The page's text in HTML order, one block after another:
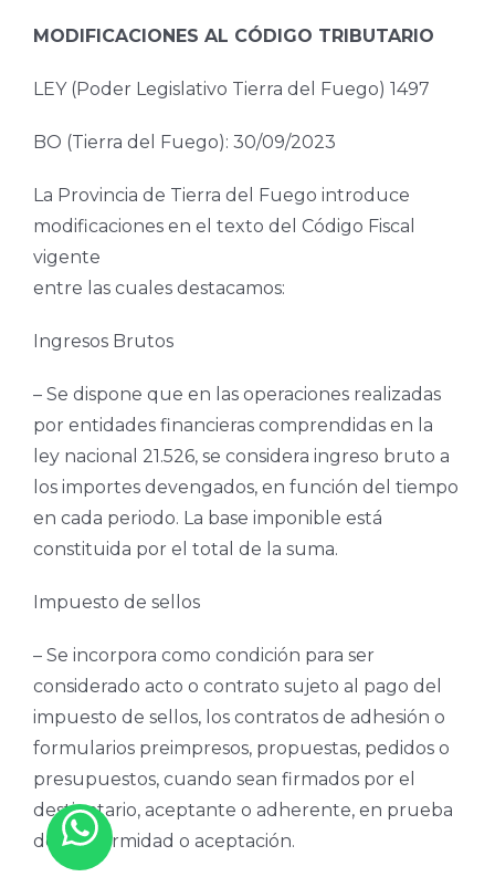
MODIFICACIONES AL CÓDIGO TRIBUTARIO
LEY (Poder Legislativo Tierra del Fuego) 1497
BO (Tierra del Fuego): 30/09/2023
La Provincia de Tierra del Fuego introduce
modificaciones en el texto del Código Fiscal
vigente
entre las cuales destacamos:
Ingresos Brutos
– Se dispone que en las operaciones realizadas
por entidades financieras comprendidas en la
ley nacional 21.526, se considera ingreso bruto a
los importes devengados, en función del tiempo
en cada periodo. La base imponible está
constituida por el total de la suma.
Impuesto de sellos
– Se incorpora como condición para ser
considerado acto o contrato sujeto al pago del
impuesto de sellos, los contratos de adhesión o
formularios preimpresos, propuestas, pedidos o
presupuestos, cuando sean firmados por el
destinatario, aceptante o adherente, en prueba
de conformidad o aceptación.